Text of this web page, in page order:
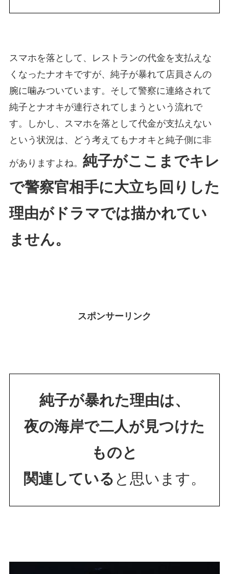
スマホを落として、レストランの代金を支払えな
くなったナオキですが、純子が暴れて店員さんの
腕に噛みついています。そして警察に連絡されて
純子とナオキが連行されてしまうという流れで
す。しかし、スマホを落として代金が支払えない
という状況は、どう考えてもナオキと純子側に非
がありますよね。 純子がここまでキレ
で警察官相手に大立ち回りした
理由がドラマでは描かれてい
ません。
スポンサーリンク
純子が暴れた理由は、
夜の海岸で二人が見つけた
ものと
関連している と思います。